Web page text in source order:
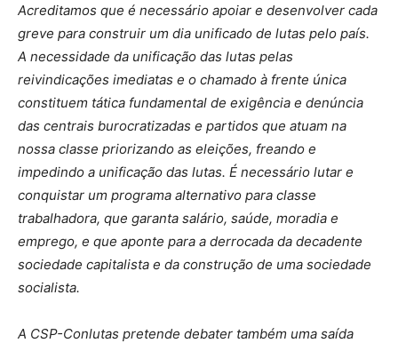
Acreditamos que é necessário apoiar e desenvolver cada
greve para construir um dia unificado de lutas pelo país.
A necessidade da unificação das lutas pelas
reivindicações imediatas e o chamado à frente única
constituem tática fundamental de exigência e denúncia
das centrais burocratizadas e partidos que atuam na
nossa classe priorizando as eleições, freando e
impedindo a unificação das lutas. É necessário lutar e
conquistar um programa alternativo para classe
trabalhadora, que garanta salário, saúde, moradia e
emprego, e que aponte para a derrocada da decadente
sociedade capitalista e da construção de uma sociedade
socialista.
A CSP-Conlutas pretende debater também uma saída